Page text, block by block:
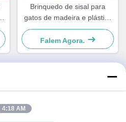
Brinquedo de sisal para
gatos de madeira e plástico
Para cães e gatos pequenos
Simples e prático
Falem Agora.
4:18 AM